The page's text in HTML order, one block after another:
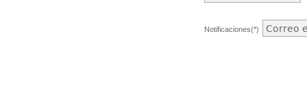
Notificaciones(*)